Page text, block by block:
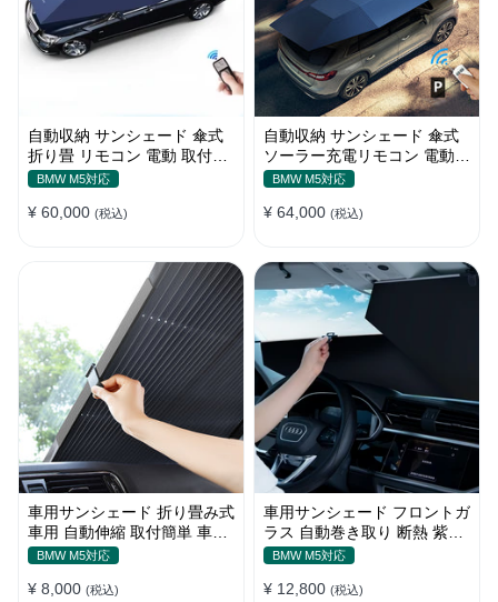
自動収納 サンシェード 傘式
折り畳 リモコン 電動 取付簡
単 汎用 防風
BMW M5対応
¥ 60,000 (税込)
自動収納 サンシェード 傘式
ソーラー充電リモコン 電動
取付簡単 汎用
BMW M5対応
¥ 64,000 (税込)
車用サンシェード 折り畳み式
車用 自動伸縮 取付簡単 車中
泊 紫外線UVカット 仮眠 断熱
BMW M5対応
¥ 8,000 (税込)
車用サンシェード フロントガ
ラス 自動巻き取り 断熱 紫外
線 UVカット 取付収納便利
BMW M5対応
¥ 12,800 (税込)